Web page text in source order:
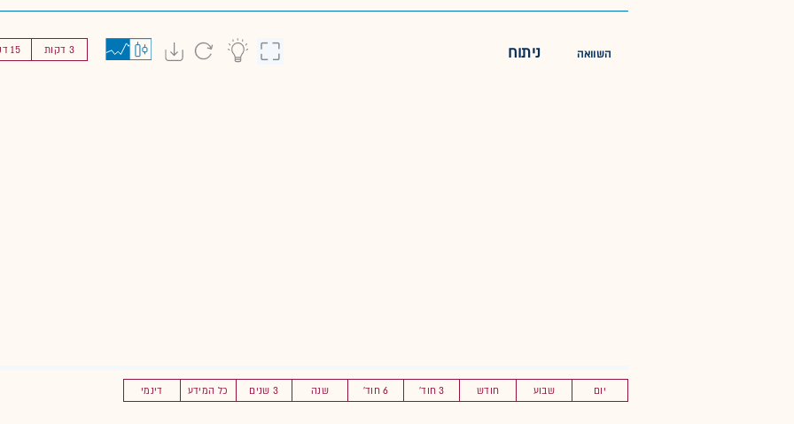
15 דקות 3 דקות השוואה ניתוח
יום שבוע חודש 3 חוד' 6 חוד' שנה 3 שנים כל המידע דינמי